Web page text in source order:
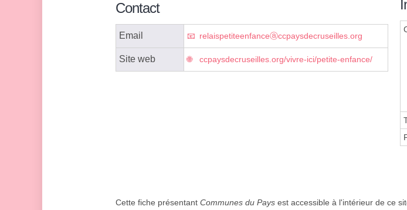
Contact
Email relaispetiteenfanceⓐccpaysdecruseilles.org
Site web ccpaysdecruseilles.org/vivre-ici/petite-enfance/
Cette fiche présentant Communes du Pays est accessible à l'intérieur de ce